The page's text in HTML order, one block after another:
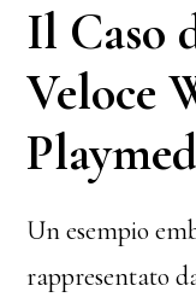
Il Caso
Veloce
Un esempio
rappresentato